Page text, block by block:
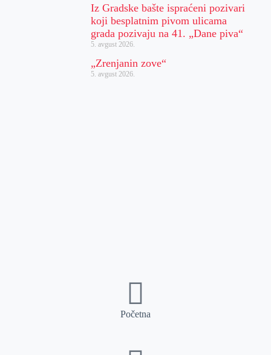
Iz Gradske bašte ispraćeni pozivari
koji besplatnim pivom ulicama
grada pozivaju na 41. „Dane piva“
5. avgust 2026.
„Zrenjanin zove“
5. avgust 2026.
Početna